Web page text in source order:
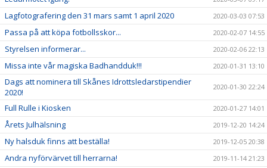
Lagfotografering den 31 mars samt 1 april 2020 2020-03-03 07:53
Passa på att köpa fotbollsskor... 2020-02-07 14:55
Styrelsen informerar... 2020-02-06 22:13
Missa inte vår magiska Badhandduk!!! 2020-01-31 13:10
Dags att nominera till Skånes Idrottsledarstipendier
2020!
2020-01-30 22:24
Full Rulle i Kiosken 2020-01-27 14:01
Årets Julhälsning 2019-12-20 14:24
Ny halsduk finns att beställa! 2019-12-05 20:38
Andra nyförvärvet till herrarna! 2019-11-14 21:23